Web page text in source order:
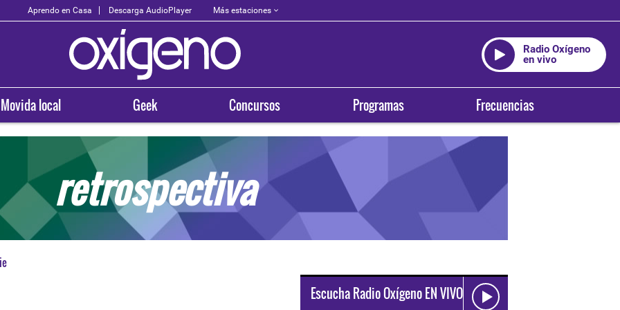
Aprendo en Casa Descarga AudioPlayer Más estaciones
Radio Oxígeno
en vivo
Movida local Geek Concursos Programas Frecuencias
retrospectiva
Escucha Radio Oxígeno EN VIVO